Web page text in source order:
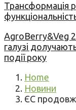
Трансформація
AgroBerry&Veg
галузі
події року
Home
Новини
ЄС